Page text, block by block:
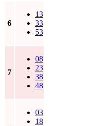
6
13
33
53
7
08
23
38
48
03
18